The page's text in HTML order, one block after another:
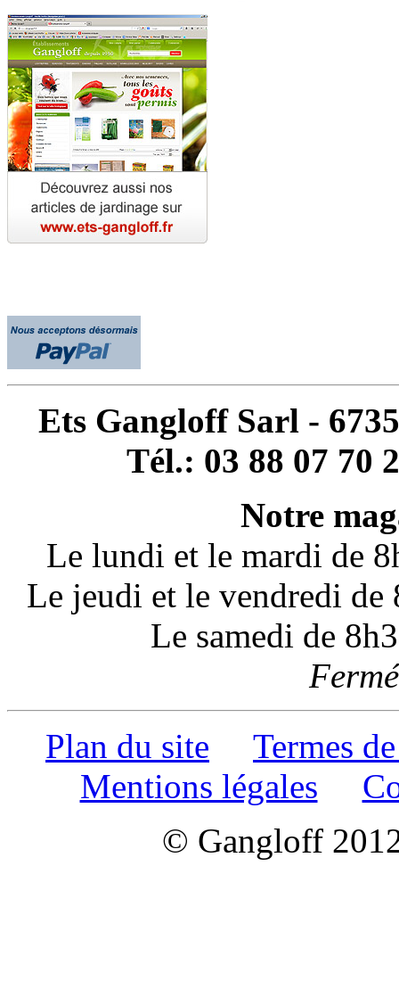
Ets Gangloff Sarl -
Tél.: 03 88 07 70
Notre
Le lundi et le mardi de
Le jeudi et le vendredi de
Le samedi de
Plan du site
Termes
Mentions légales
© Gangloff